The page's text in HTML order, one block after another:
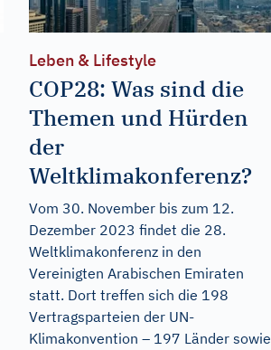
Leben & Lifestyle
COP28: Was sind die
Themen und Hürden
der
Weltklimakonferenz?
Vom 30. November bis zum 12.
Dezember 2023 findet die 28.
Weltklimakonferenz in den
Vereinigten Arabischen Emiraten
statt. Dort treffen sich die 198
Vertragsparteien der UN-
Klimakonvention – 197 Länder sowie